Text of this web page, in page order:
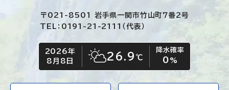
〒021-8501 岩手県一関市竹山町7番2号
TEL：0191-21-2111（代表）
今日の日付
2026年
8月8日
今日の天気
晴れ時々くもり
26.9 ℃
降水確率
0 %